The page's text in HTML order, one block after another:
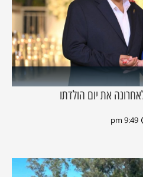
את יום הולדתו
9:49 pm